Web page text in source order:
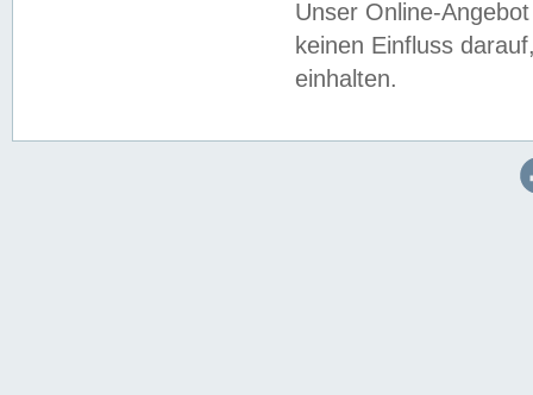
Unser Online-
keinen Einfluss
einhalten.